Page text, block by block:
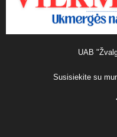
UAB
Susisiekite su